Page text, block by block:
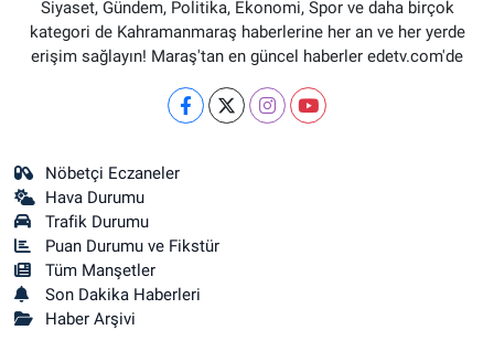
Siyaset, Gündem, Politika, Ekonomi, Spor ve daha birçok
kategori de Kahramanmaraş haberlerine her an ve her yerde
erişim sağlayın! Maraş'tan en güncel haberler edetv.com'de
Nöbetçi Eczaneler
Hava Durumu
Trafik Durumu
Puan Durumu ve Fikstür
Tüm Manşetler
Son Dakika Haberleri
Haber Arşivi